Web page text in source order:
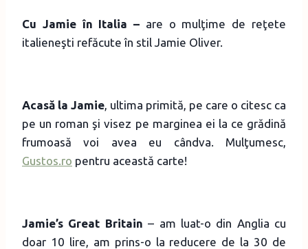
Cu Jamie în Italia – are o mulţime de reţete
italieneşti refăcute în stil Jamie Oliver.
Acasă la Jamie, ultima primită, pe care o citesc ca
pe un roman şi visez pe marginea ei la ce grădină
frumoasă voi avea eu cândva. Mulţumesc,
Gustos.ro pentru această carte!
Jamie’s Great Britain – am luat-o din Anglia cu
doar 10 lire, am prins-o la reducere de la 30 de